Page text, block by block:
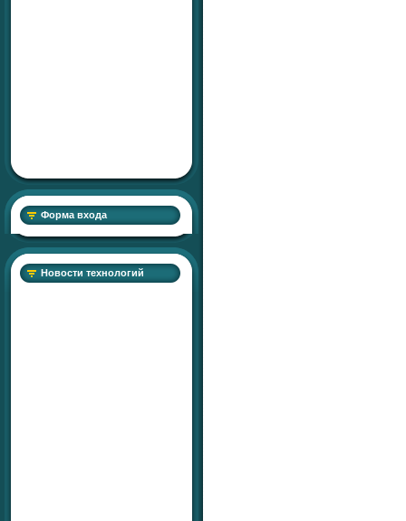
Форма входа
Новости технологий